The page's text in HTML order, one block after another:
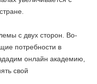
с двух сторон. Во-
потребности в
онлайн академию,
свой